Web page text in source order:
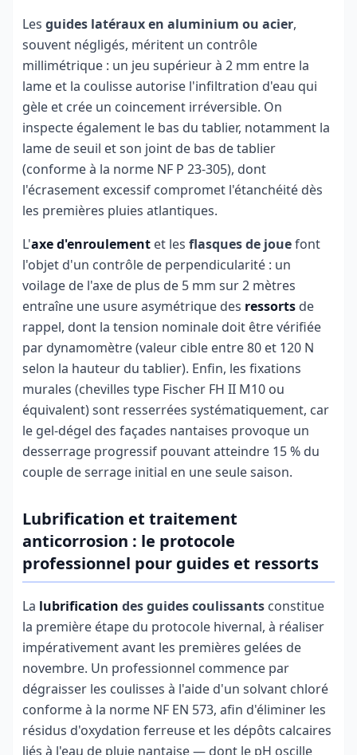
Les guides latéraux en aluminium ou acier,
souvent négligés, méritent un contrôle
millimétrique : un jeu supérieur à 2 mm entre la
lame et la coulisse autorise l'infiltration d'eau qui
gèle et crée un coincement irréversible. On
inspecte également le bas du tablier, notamment la
lame de seuil et son joint de bas de tablier
(conforme à la norme NF P 23-305), dont
l'écrasement excessif compromet l'étanchéité dès
les premières pluies atlantiques.
L'axe d'enroulement et les flasques de jouefont
l'objet d'un contrôle de perpendicularité : un
voilage de l'axe de plus de 5 mm sur 2 mètres
entraîne une usure asymétrique des ressorts de
rappel, dont la tension nominale doit être vérifiée
par dynamomètre (valeur cible entre 80 et 120 N
selon la hauteur du tablier). Enfin, les fixations
murales (chevilles type Fischer FH II M10 ou
équivalent) sont resserrées systématiquement, car
le gel-dégel des façades nantaises provoque un
desserrage progressif pouvant atteindre 15 % du
couple de serrage initial en une seule saison.
Lubrification et traitement
anticorrosion : le protocole
professionnel pour guides et ressorts
La lubrification des guides coulissants constitue
la première étape du protocole hivernal, à réaliser
impérativement avant les premières gelées de
novembre. Un professionnel commence par
dégraisser les coulisses à l'aide d'un solvant chloré
conforme à la norme NF EN 573, afin d'éliminer les
résidus d'oxydation ferreuse et les dépôts calcaires
liés à l'eau de pluie nantaise — dont le pH oscille